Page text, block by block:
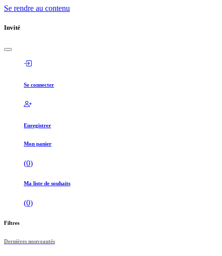
Se rendre au contenu
Invité
Se connecter
Enregistrer
Mon panier
(0)
Ma liste de souhaits
(0)
Filtres
Dernières nouveautés